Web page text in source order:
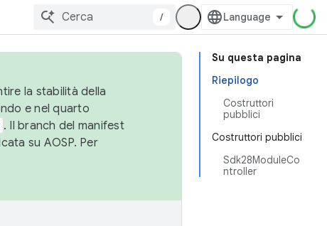
/
Su questa pagina
Riepilogo
Costruttori
pubblici
Costruttori pubblici
Sdk28ModuleCo
ntroller
la stabilità della
e nel quarto
. Il branch del manifest
su AOSP. Per